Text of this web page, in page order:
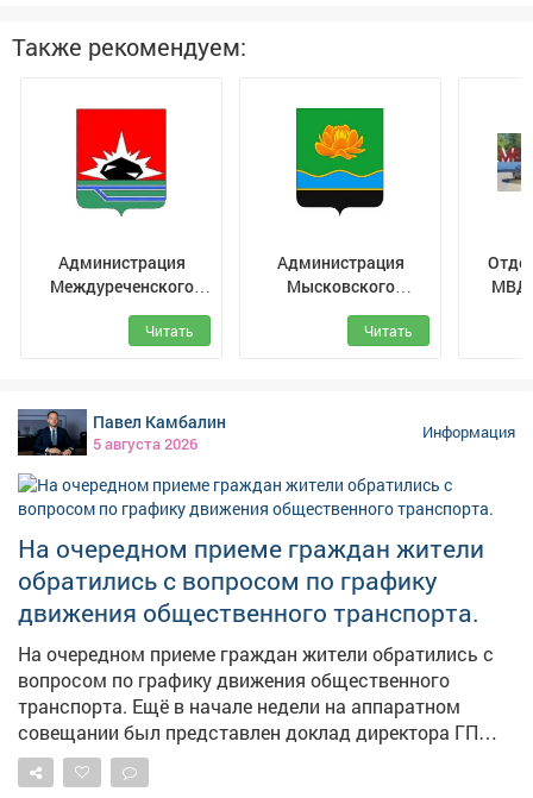
поддержали, первые девять тысяч тонн горючего
прибыли в регион и распределяются кузбасским
Также рекомендуем:
Администрация
Междуреченского
муниципального
округаЧитать
Администрация
Мысковского
городского округа
Читать
МВД
Павел Камбалин
5 августа 2026
Информация
На очередном приеме граждан жители
обратились с вопросом по графику
движения общественного транспорта.
На очередном приеме граждан жители обратились с
вопросом по графику движения общественного
транспорта. Ещё в начале недели на аппаратном
совещании был представлен доклад директора ГП
АТП о работе предприятия. Было поручено учесть
пожелания жителей, хотя понимаю, что всем не